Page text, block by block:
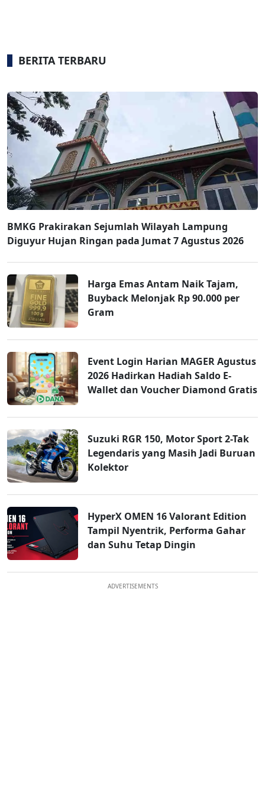
BERITA TERBARU
BMKG Prakirakan Sejumlah Wilayah Lampung
Diguyur Hujan Ringan pada Jumat 7 Agustus 2026
Harga Emas Antam Naik Tajam,
Buyback Melonjak Rp 90.000 per
Gram
Event Login Harian MAGER Agustus
2026 Hadirkan Hadiah Saldo E-
Wallet dan Voucher Diamond Gratis
Suzuki RGR 150, Motor Sport 2-Tak
Legendaris yang Masih Jadi Buruan
Kolektor
HyperX OMEN 16 Valorant Edition
Tampil Nyentrik, Performa Gahar
dan Suhu Tetap Dingin
ADVERTISEMENTS